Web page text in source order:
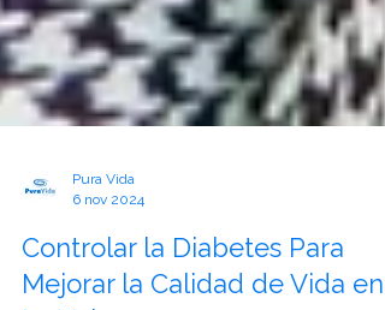
Pura Vida
6 nov 2024